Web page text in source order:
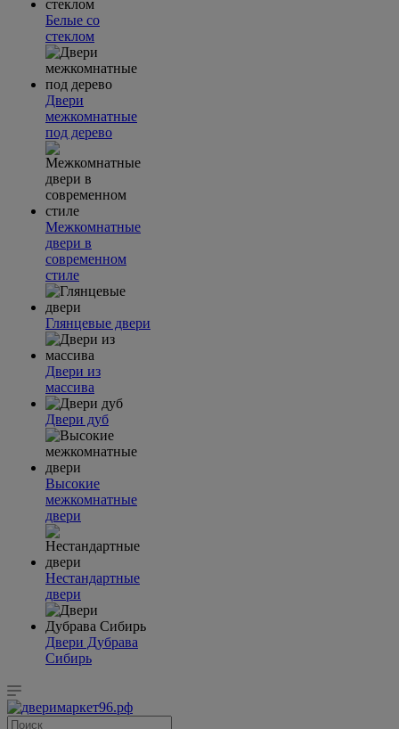
Белые со
стеклом
Двери
межкомнатные
под дерево
Межкомнатные
двери в
современном
стиле
Глянцевые двери
Двери из
массива
Двери дуб
Высокие
межкомнатные
двери
Нестандартные
двери
Двери Дубрава
Сибирь